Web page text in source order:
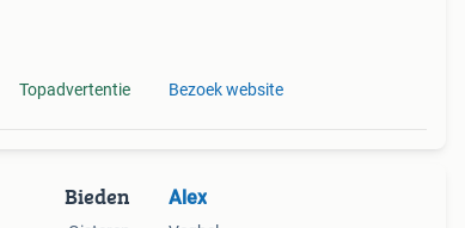
Topadvertentie Bezoek website
Bieden Alex